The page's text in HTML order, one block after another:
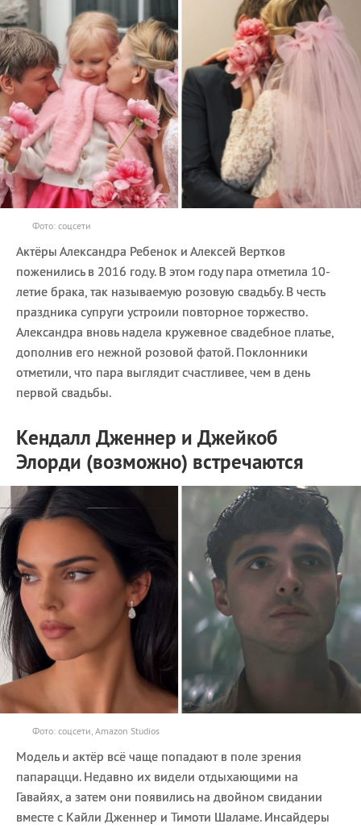
Фото: соцсети
Актёры Александра Ребенок и Алексей Вертков
поженились в 2016 году. В этом году пара отметила 10-
летие брака, так называемую розовую свадьбу. В честь
праздника супруги устроили повторное торжество.
Александра вновь надела кружевное свадебное платье,
дополнив его нежной розовой фатой. Поклонники
отметили, что пара выглядит счастливее, чем в день
первой свадьбы.
Кендалл Дженнер и Джейкоб
Элорди (возможно) встречаются
Фото: соцсети, Amazon Studios
Модель и актёр всё чаще попадают в поле зрения
папарацци. Недавно их видели отдыхающими на
Гавайях, а затем они появились на двойном свидании
вместе с Кайли Дженнер и Тимоти Шаламе. Инсайдеры